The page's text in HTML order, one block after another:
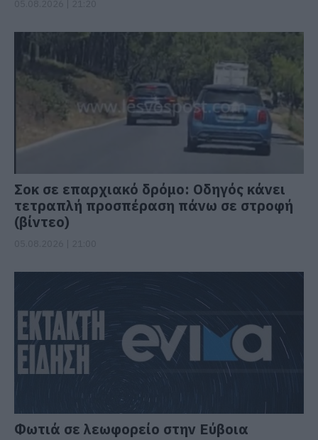
Σοκ σε επαρχιακό δρόμο: Οδηγός κάνει
τετραπλή προσπέραση πάνω σε στροφή
(βίντεο)
Φωτιά σε λεωφορείο στην Εύβοια